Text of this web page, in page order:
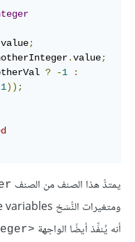
value;
.value;
? -1
:
1));
يمتدُّ هذا الصنف من الصنف
أنه يُنفِّذ أيضًا الواجهة